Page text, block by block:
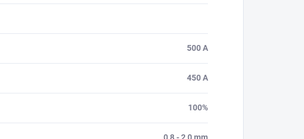
500 A
450 A
100%